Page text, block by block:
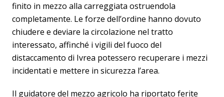
finito in mezzo alla carreggiata ostruendola
completamente. Le forze dell’ordine hanno dovuto
chiudere e deviare la circolazione nel tratto
interessato, affinché i vigili del fuoco del
distaccamento di Ivrea potessero recuperare i mezzi
incidentati e mettere in sicurezza l’area.
Il guidatore del mezzo agricolo ha riportato ferite